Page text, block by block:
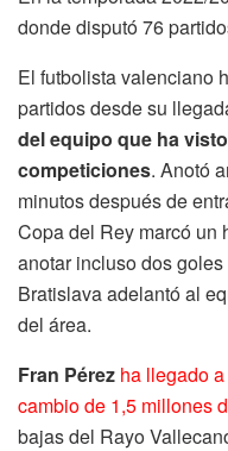
donde disputó 76
El futbolista valenciano
partidos desde su
del equipo que ha
competiciones. Anotó
minutos después de
Copa del Rey marcó un
anotar incluso dos
Bratislava adelantó al
del área.
Fran Pérez ha llegado
cambio de 1,5 millones
bajas del Rayo